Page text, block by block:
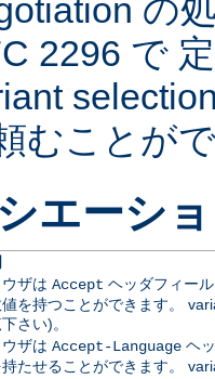
の
2296 で
むことが
エーシ
ザは Accept ヘッダフィー
を持つことができます。
さい)。
ザは Accept-Languageヘッ
たせることができます。